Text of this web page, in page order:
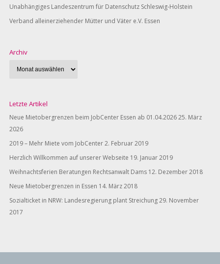
Unabhängiges Landeszentrum für Datenschutz Schleswig-Holstein
Verband alleinerziehender Mütter und Väter e.V. Essen
Archiv
Letzte Artikel
Neue Mietobergrenzen beim JobCenter Essen ab 01.04.202625. März
2026
2019 – Mehr Miete vom JobCenter2. Februar 2019
Herzlich Willkommen auf unserer Webseite 19. Januar 2019
Weihnachtsferien Beratungen Rechtsanwalt Dams 12. Dezember 2018
Neue Mietobergrenzen in Essen 14. März 2018
Sozialticket in NRW: Landesregierung plant Streichung29. November
2017